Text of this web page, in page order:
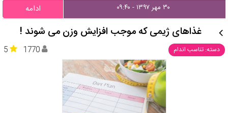
۳۰ مهر ۱۳۹۷ - ۰۹:۴۰ ادامه
غذاهای ژیمی که موجب افزایش وزن می شوند !
دسته: تناسب اندام 5 1770